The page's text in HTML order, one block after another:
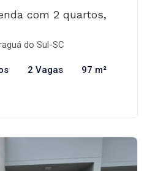
com 2 quartos,
do Sul-SC
2 Vagas 97 m²